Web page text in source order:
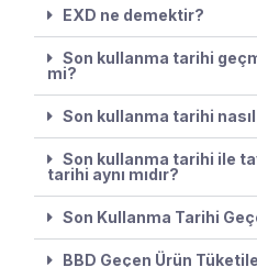
EXD ne demektir?
Son kullanma tarihi
mi?
Son kullanma tarihi
Son kullanma tarihi ile
tarihi aynı mıdır?
Son Kullanma Tarihi
BBD Geçen Ürün